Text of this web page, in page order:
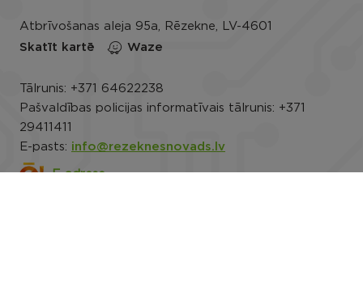
Atbrīvošanas aleja 95a, Rēzekne, LV-4601
Skatīt kartē
Waze
Tālrunis: +371 64622238
Pašvaldības policijas informatīvais tālrunis: +371
29411411
E-pasts: info@rezeknesnovads.lv
E-adrese